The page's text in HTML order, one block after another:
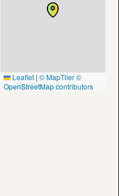
Leaflet | © MapTiler©
OpenStreetMap contributors